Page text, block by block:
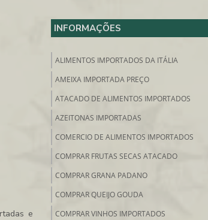
e
INFORMAÇÕES
ALIMENTOS IMPORTADOS DA ITÁLIA
AMEIXA IMPORTADA PREÇO
ATACADO DE ALIMENTOS IMPORTADOS
AZEITONAS IMPORTADAS
COMERCIO DE ALIMENTOS IMPORTADOS
COMPRAR FRUTAS SECAS ATACADO
COMPRAR GRANA PADANO
COMPRAR QUEIJO GOUDA
COMPRAR VINHOS IMPORTADOS